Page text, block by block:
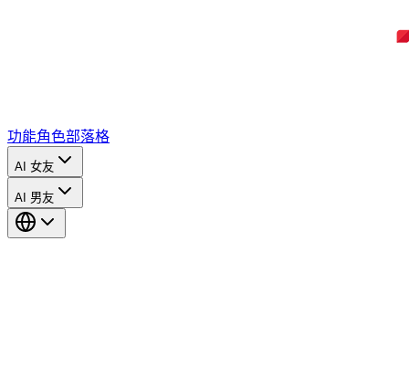
功能角色部落格
AI 女友
AI 男友